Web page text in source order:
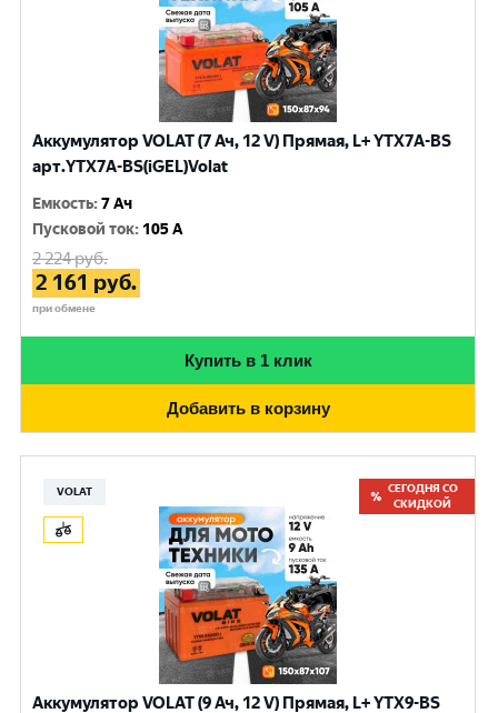
Аккумулятор VOLAT (7 Ач, 12 V) Прямая, L+ YTX7A-BS
арт.YTX7A-BS(iGEL)Volat
Емкость:7 Ач
Пусковой ток: 105 A
2 224руб.
2 161 руб.
при обмене
Купить в 1 клик
Добавить в корзину
VOLAT
СЕГОДНЯ СО
СКИДКОЙ
Аккумулятор VOLAT (9 Ач, 12 V) Прямая, L+ YTX9-BS